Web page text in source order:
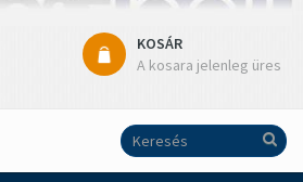
KOSÁR
A kosara jelenleg üres